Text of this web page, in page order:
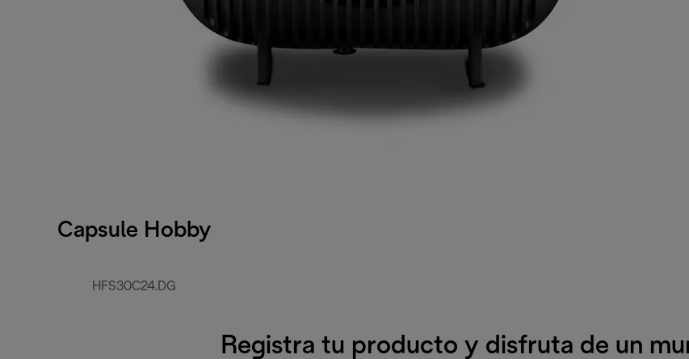
Capsule Hobby
HFS30C24.DG
Registra tu producto y disfruta de un